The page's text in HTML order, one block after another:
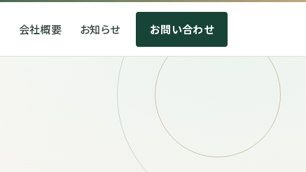
会社概要 お知らせ お問い合わせ